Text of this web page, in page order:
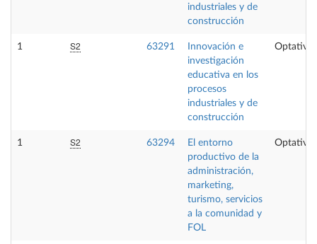
industriales y de
construcción
1 S2 63291
Innovación e
investigación
educativa en los
procesos
industriales y de
construcción
Optativa
1 S2 63294
El entorno
productivo de la
administración,
marketing,
turismo, servicios
a la comunidad y
FOL
Optativa